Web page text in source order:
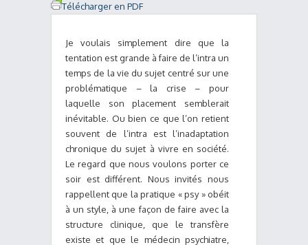
Télécharger en PDF
Je voulais simplement dire que la
tentation est grande à faire de l’intra un
temps de la vie du sujet centré sur une
problématique – la crise – pour
laquelle son placement semblerait
inévitable. Ou bien ce que l’on retient
souvent de l’intra est l’inadaptation
chronique du sujet à vivre en société.
Le regard que nous voulons porter ce
soir est différent. Nous invités nous
rappellent que la pratique « psy » obéit
à un style, à une façon de faire avec la
structure clinique, que le transfère
existe et que le médecin psychiatre,